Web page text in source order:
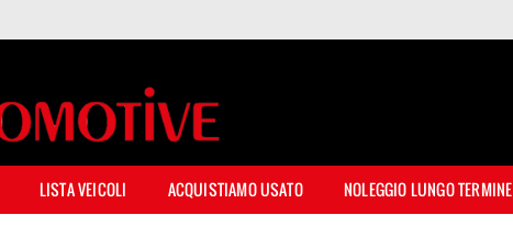
LISTA VEICOLI ACQUISTIAMO USATO NOLEGGIO LUNGO TERMINE